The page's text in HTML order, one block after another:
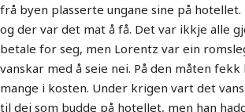
frå byen plasserte ungane sine på
og der var det mat å få. Det var ikkje alle
betale for seg, men Lorentz var ein
vanskar med å seie nei. På den måten
mange i kosten. Under krigen vart det
til dei som budde på hotellet, men han